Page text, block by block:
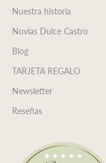
Nuestra historia
Novias Dulce Castro
Blog
TARJETA REGALO
Newsletter
Reseñas